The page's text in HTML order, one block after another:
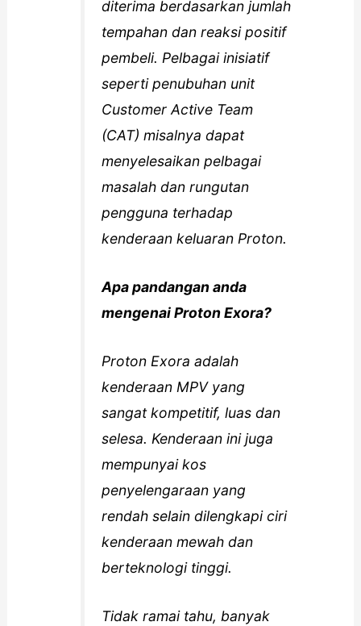
diterima berdasarkan jumlah
tempahan dan reaksi positif
pembeli. Pelbagai inisiatif
seperti penubuhan unit
Customer Active Team
(CAT) misalnya dapat
menyelesaikan pelbagai
masalah dan rungutan
pengguna terhadap
kenderaan keluaran Proton.
Apa pandangan anda
mengenai Proton Exora?
Proton Exora adalah
kenderaan MPV yang
sangat kompetitif, luas dan
selesa. Kenderaan ini juga
mempunyai kos
penyelengaraan yang
rendah selain dilengkapi ciri
kenderaan mewah dan
berteknologi tinggi.
Tidak ramai tahu, banyak